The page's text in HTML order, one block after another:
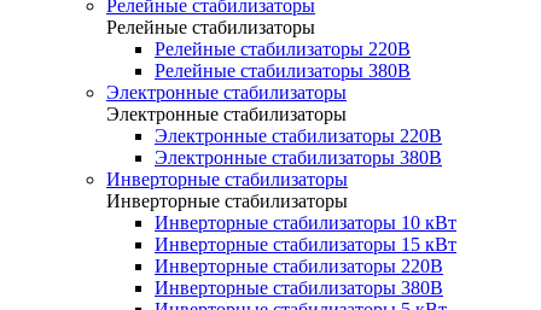
Релейные стабилизаторы
Релейные стабилизаторы
Релейные стабилизаторы 220В
Релейные стабилизаторы 380В
Электронные стабилизаторы
Электронные стабилизаторы
Электронные стабилизаторы 220В
Электронные стабилизаторы 380В
Инверторные стабилизаторы
Инверторные стабилизаторы
Инверторные стабилизаторы 10 кВт
Инверторные стабилизаторы 15 кВт
Инверторные стабилизаторы 220В
Инверторные стабилизаторы 380В